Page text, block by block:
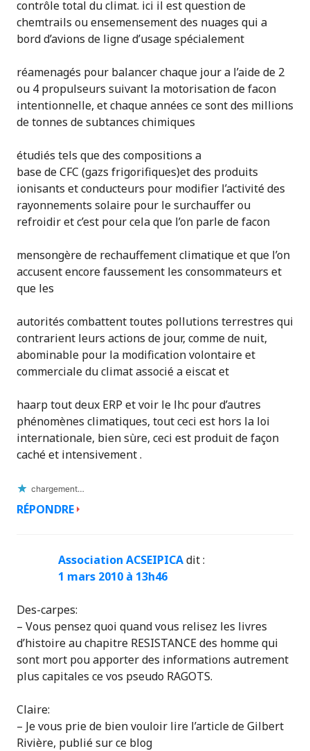
contrôle total du climat. ici il est question de
chemtrails ou ensemensement des nuages qui a
bord d’avions de ligne d’usage spécialement
réamenagés pour balancer chaque jour a l’aide de 2
ou 4 propulseurs suivant la motorisation de facon
intentionnelle, et chaque années ce sont des millions
de tonnes de subtances chimiques
étudiés tels que des compositions a
base de CFC (gazs frigorifiques)et des produits
ionisants et conducteurs pour modifier l’activité des
rayonnements solaire pour le surchauffer ou
refroidir et c’est pour cela que l’on parle de facon
mensongère de rechauffement climatique et que l’on
accusent encore faussement les consommateurs et
que les
autorités combattent toutes pollutions terrestres qui
contrarient leurs actions de jour, comme de nuit,
abominable pour la modification volontaire et
commerciale du climat associé a eiscat et
haarp tout deux ERP et voir le lhc pour d’autres
phénomènes climatiques, tout ceci est hors la loi
internationale, bien sùre, ceci est produit de façon
caché et intensivement .
chargement…
RÉPONDRE
Association ACSEIPICAdit :
1 mars 2010 à 13h46
Des-carpes:
– Vous pensez quoi quand vous relisez les livres
d’histoire au chapitre RESISTANCE des homme qui
sont mort pou apporter des informations autrement
plus capitales ce vos pseudo RAGOTS.
Claire:
– Je vous prie de bien vouloir lire l’article de Gilbert
Rivière, publié sur ce blog